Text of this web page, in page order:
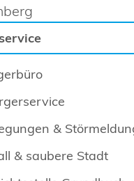
&
& saubere Stadt